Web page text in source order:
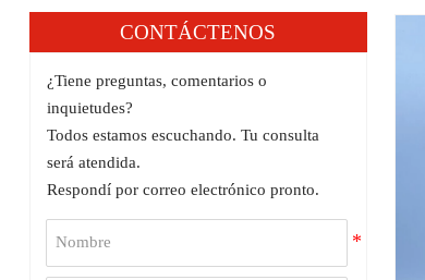
CONTÁCTENOS
¿Tiene preguntas, comentarios o
inquietudes?
Todos estamos escuchando. Tu consulta
será atendida.
Respondí por correo electrónico pronto.